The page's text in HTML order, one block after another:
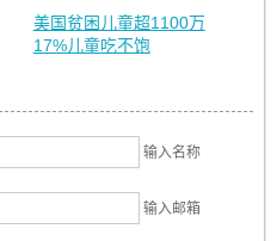
美国贫困儿童超1100万
17%儿童吃不饱
输入名称
输入邮箱